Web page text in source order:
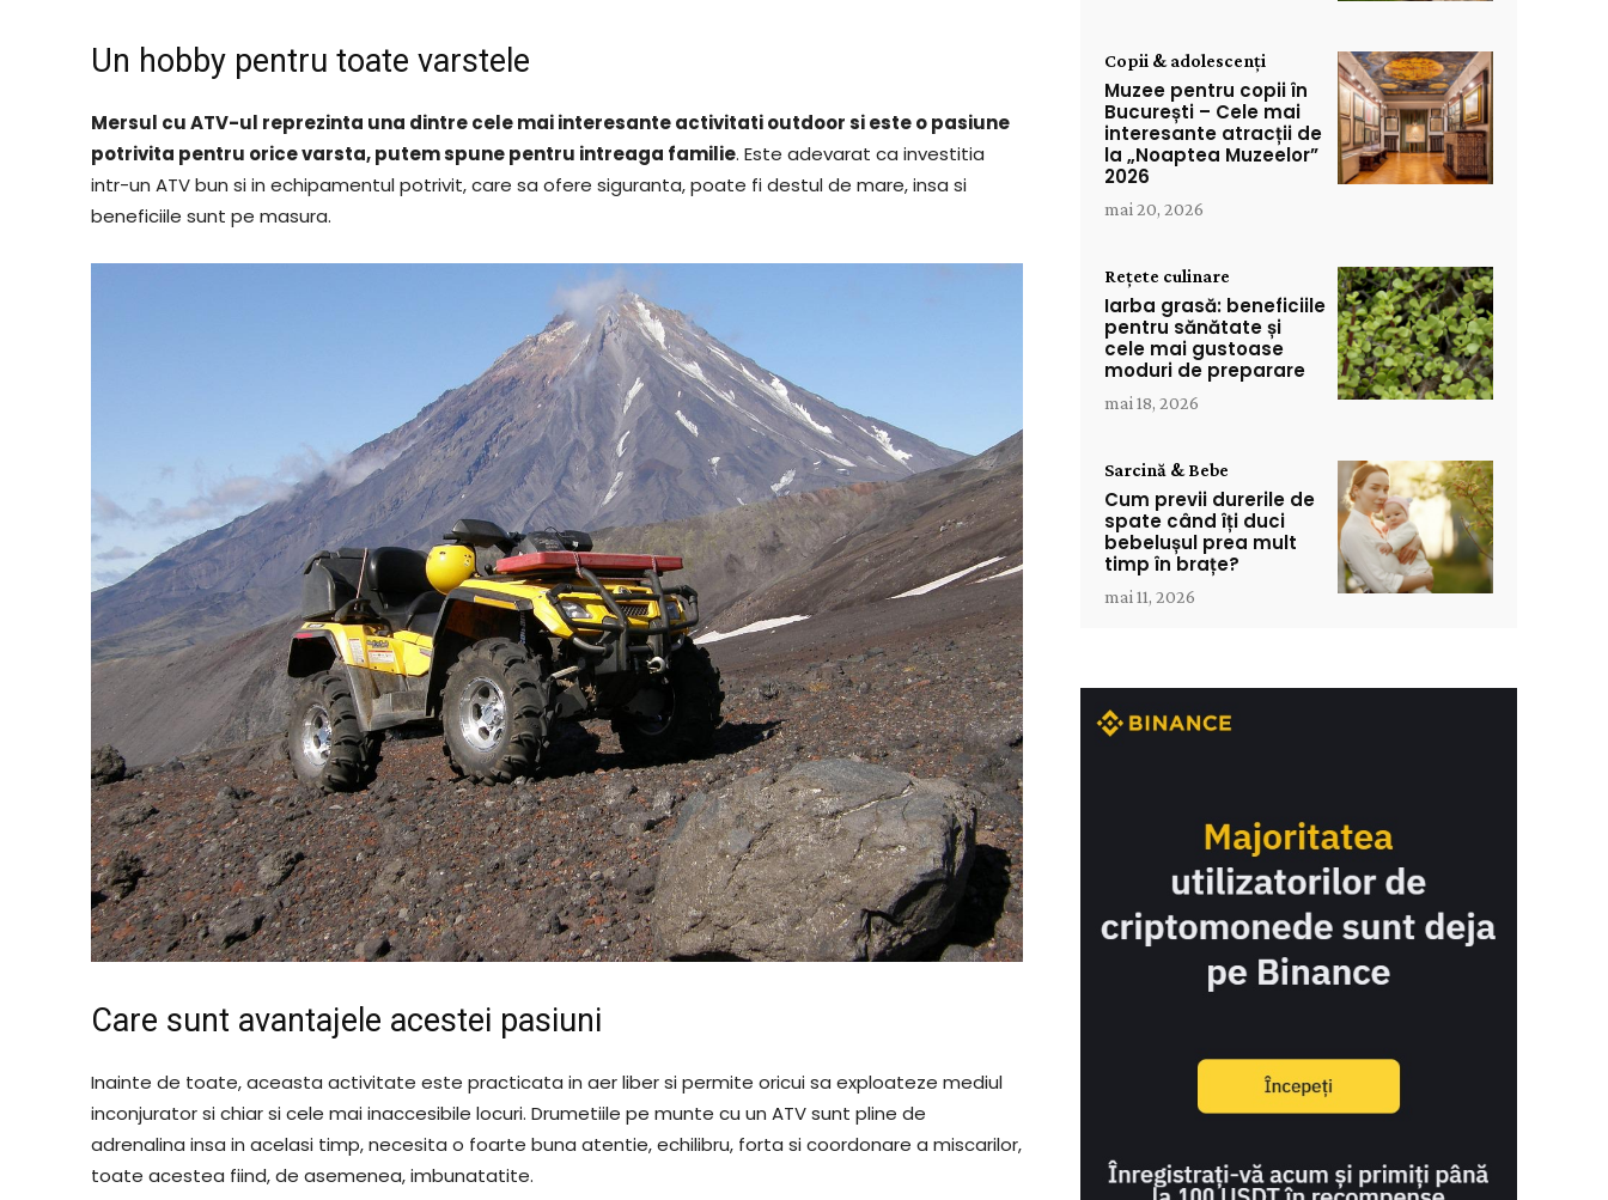
Un hobby pentru toate varstele
Mersul cu ATV-ul reprezinta una dintre cele mai interesante activitati outdoor si este o pasiune
potrivita pentru orice varsta, putem spune pentru intreaga familie. Este adevarat ca investitia
intr-un ATV bun si in echipamentul potrivit, care sa ofere siguranta, poate fi destul de mare, insa si
beneficiile sunt pe masura.
Care sunt avantajele acestei pasiuni
Inainte de toate, aceasta activitate este practicata in aer liber si permite oricui sa exploateze mediul
inconjurator si chiar si cele mai inaccesibile locuri. Drumetiile pe munte cu un ATV sunt pline de
adrenalina insa in acelasi timp, necesita o foarte buna atentie, echilibru, forta si coordonare a miscarilor,
toate acestea fiind, de asemenea, imbunatatite.
Copii & adolescenți
Muzee pentru copii în
București – Cele mai
interesante atracții de
la „Noaptea Muzeelor”
2026
mai 20, 2026
Rețete culinare
Iarba grasă: beneficiile
pentru sănătate și
cele mai gustoase
moduri de preparare
mai 18, 2026
Sarcină & Bebe
Cum previi durerile de
spate când îți duci
bebelușul prea mult
timp în brațe?
mai 11, 2026